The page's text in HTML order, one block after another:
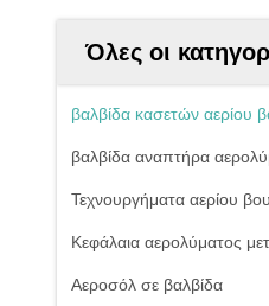
Όλες οι
βαλβίδα κασετών αερίου
βαλβίδα αναπτήρα
Τεχνουργήματα αερίου
Κεφάλαια αερολύματος
Αεροσόλ σε βαλβίδα